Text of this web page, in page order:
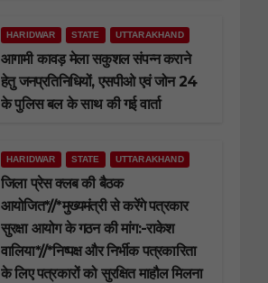
HARIDWAR STATE UTTARAKHAND
आगामी कावड़ मेला सकुशल संपन्न कराने
हेतु जनप्रतिनिधियों, एसपीओ एवं जोन 24
के पुलिस बल के साथ की गई वार्ता
HARIDWAR STATE UTTARAKHAND
जिला प्रेस क्लब की बैठक
आयोजित*//*मुख्यमंत्री से करेंगे पत्रकार
सुरक्षा आयोग के गठन की मांग:-राकेश
वालिया*//*निष्पक्ष और निर्भीक पत्रकारिता
के लिए पत्रकारों को सुरक्षित माहौल मिलना